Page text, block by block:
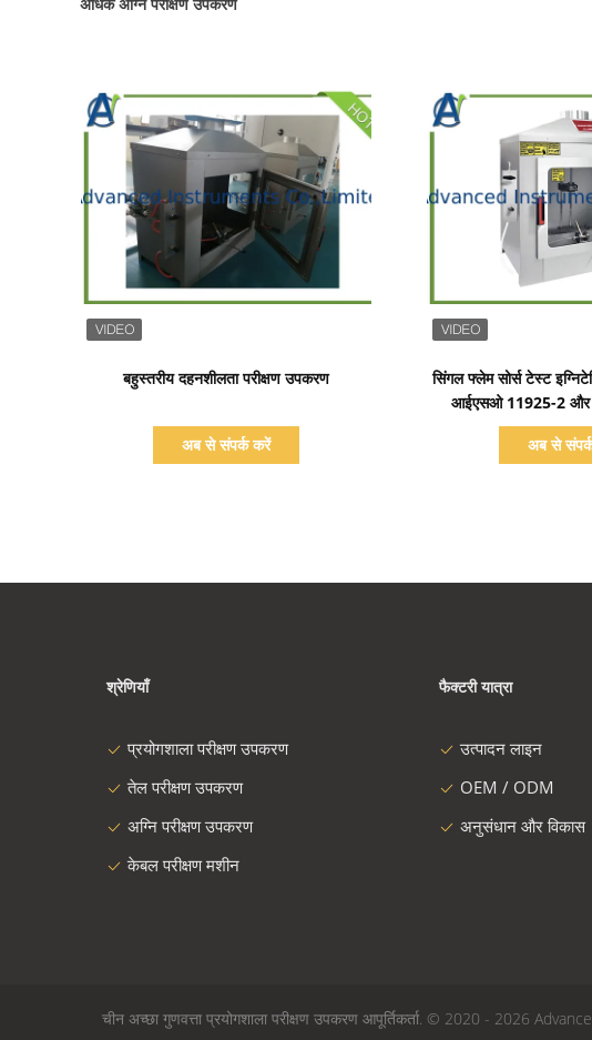
बहुस्तरीय दहनशीलता परीक्षण उपकरण
अब से संपर्क करें
सिंगल फ्लेम सोर्स टेस्ट
आईएसओ 11925-2 और
अब से
श्रेणियाँ
प्रयोगशाला परीक्षण उपकरण
तेल परीक्षण उपकरण
अग्नि परीक्षण उपकरण
केबल परीक्षण मशीन
फैक्टरी यात्रा
उत्पादन लाइन
OEM / ODM
अनुसंधान और विकास
चीन अच्छा गुणवत्ता प्रयोगशाला परीक्षण उपकरण आपूर्तिकर्ता. © 2020 - 2026